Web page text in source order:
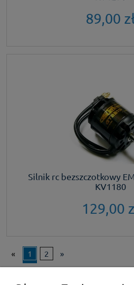
89,00
Silnik rc bezszczotkowy
KV1180
129,00
« 1 2 »